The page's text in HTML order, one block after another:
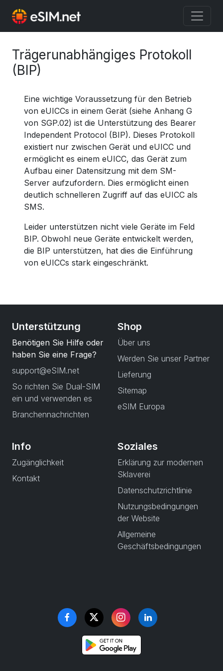
Trägerunabhängiges Protokoll
(BIP)
Eine wichtige Voraussetzung für den Betrieb
von eUICCs in einem Gerät (siehe Anhang G
von SGP.02) ist die Unterstützung des Bearer
Independent Protocol (BIP). Dieses Protokoll
existiert nur zwischen Gerät und eUICC und
ermöglicht es einem eUICC, das Gerät zum
Aufbau einer Datensitzung mit dem SM-
Server aufzufordern. Dies ermöglicht einen
deutlich schnelleren Zugriff auf das eUICC als
SMS.
Leider unterstützen nicht viele Geräte im Feld
BIP. Obwohl neue Geräte entwickelt werden,
die BIP unterstützen, hat dies die Einführung
von eUICCs stark eingeschränkt.
Unterstützung
Benötigen Sie Hilfe oder
haben Sie eine Frage?
support@eSIM.net
So richten Sie Dual-SIM
ein und verwenden es
Branchennachrichten
Shop
Über uns
Werden Sie unser Partner
Lieferung
Sitemap
eSIM Europa
Info
Zugänglichkeit
Kontakt
Soziales
Erklärung zur modernen
Sklaverei
Datenschutzrichtlinie
Nutzungsbedingungen
der Website
Allgemeine
Geschäftsbedingungen